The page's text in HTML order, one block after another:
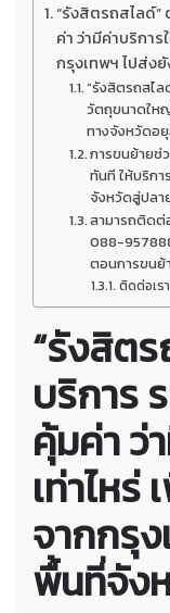
“รังสิตรถสไลด์”
ค่า ว่ามีค่าบริการ
กรุงเทพฯ ไปส่ง
“รังสิตรถสไล
วัตถุขนาดให
ทางจังหวัดอ
การขนย้ายช่
ทันที ให้บริกา
จังหวัดสู่ปลา
สามารถติดต่
088-
ตอนการขนย้
ติดต่อเรา
“รังสิต
บริการ
คุ้มค่า ว่
เท่าไหร่
จากกรุ
พื้นที่จัง